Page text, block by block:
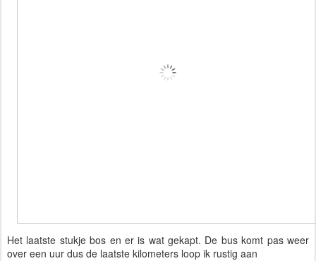
Het laatste stukje bos en er is wat gekapt. De bus komt pas weer
over een uur dus de laatste kilometers loop ik rustig aan